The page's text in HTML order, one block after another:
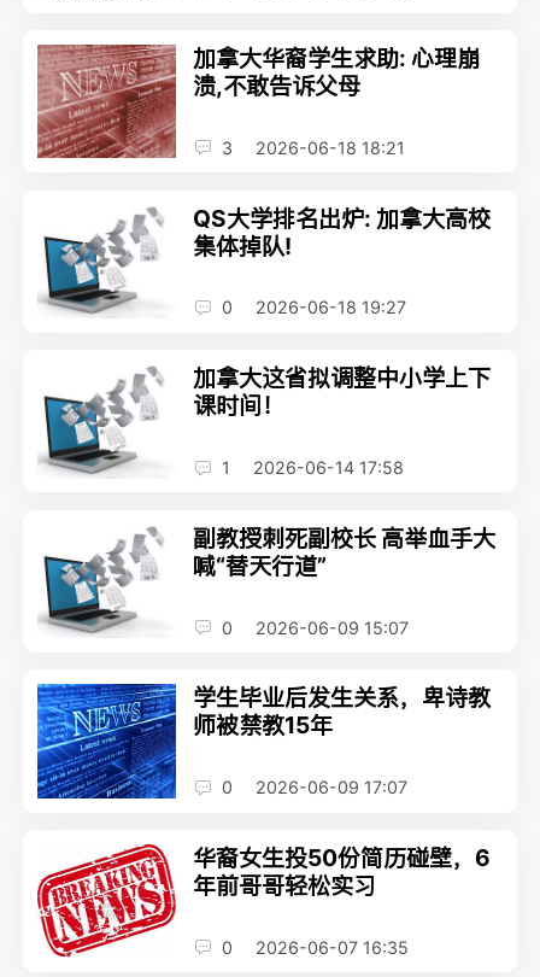
加拿大华裔学生求助: 心理崩
溃,不敢告诉父母
3 2026-06-18 18:21
QS大学排名出炉: 加拿大高校
集体掉队!
0 2026-06-18 19:27
加拿大这省拟调整中小学上下
课时间！
1 2026-06-14 17:58
副教授刺死副校长 高举血手大
喊“替天行道”
0 2026-06-09 15:07
学生毕业后发生关系，卑诗教
师被禁教15年
0 2026-06-09 17:07
华裔女生投50份简历碰壁，6
年前哥哥轻松实习
0 2026-06-07 16:35